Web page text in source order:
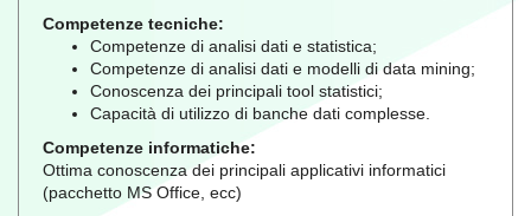
Competenze tecniche:
Competenze di analisi dati e statistica;
Competenze di analisi dati e modelli di data mining;
Conoscenza dei principali tool statistici;
Capacità di utilizzo di banche dati complesse.
Competenze informatiche:
Ottima conoscenza dei principali applicativi informatici
(pacchetto MS Office, ecc)